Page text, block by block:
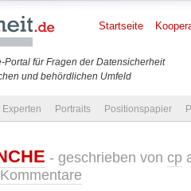
für Fragen der Datensicherheit
und behördlichen Umfeld
Startseite
Experten Portraits Positionspapier
- geschrieben von cp